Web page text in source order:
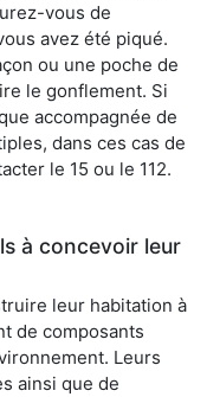
vous de
avez été piqué.
ou une poche de
le gonflement. Si
accompagnée de
dans ces cas de
le 15 ou le 112.
à concevoir leur
leur habitation à
de composants
Leurs
ainsi que de